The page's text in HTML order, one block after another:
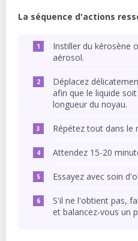
La séquence d'actions
Instiller du kérosène
aérosol.
Déplacez
afin que le liquide
longueur du noyau.
Répétez tout dans le
Attendez 15-20
Essayez avec soin
S'il ne l'obtient pas,
et balancez-vous un